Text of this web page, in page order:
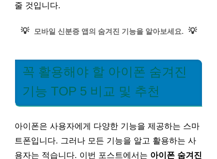
줄 것입니다.
💡 모바일 신분증 앱의 숨겨진 기능을 알아보세요. 💡
꼭 활용해야 할 아이폰 숨겨진
기능 TOP 5 비교 및 추천
아이폰은 사용자에게 다양한 기능을 제공하는 스마
트폰입니다. 그러나 모든 기능을 알고 활용하는 사
용자는 적습니다. 이번 포스트에서는 아이폰 숨겨진